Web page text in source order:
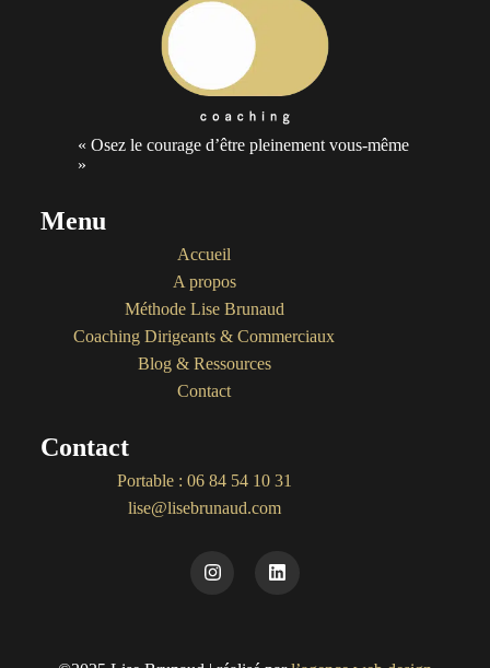
« Osez le courage d’être pleinement vous-même
»
Menu
Accueil
A propos
Méthode Lise Brunaud
Coaching Dirigeants & Commerciaux
Blog & Ressources
Contact
Contact
Portable : 06 84 54 10 31
lise@lisebrunaud.com